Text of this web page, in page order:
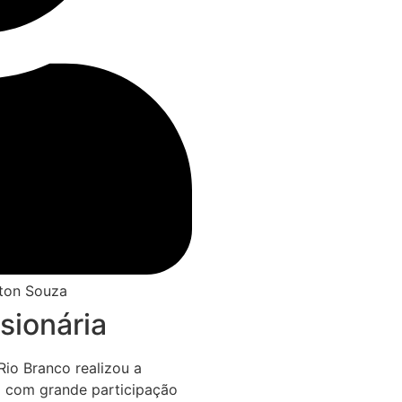
Souza
Branco realizou a
com grande participação